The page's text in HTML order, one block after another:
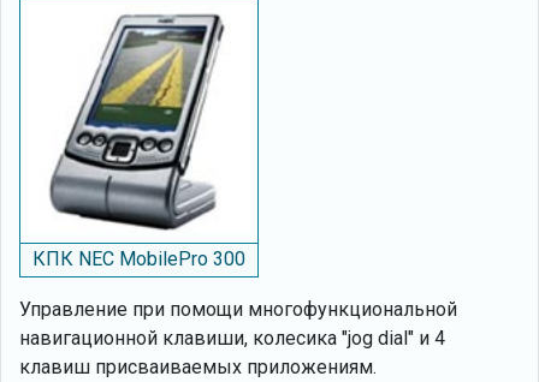
КПК NEC MobilePro 300
Управление при помощи многофункциональной
навигационной клавиши, колесика "jog dial" и 4
клавиш присваиваемых приложениям.